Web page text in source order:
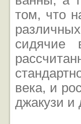
том, что
сидячие
века, и
джакузи и